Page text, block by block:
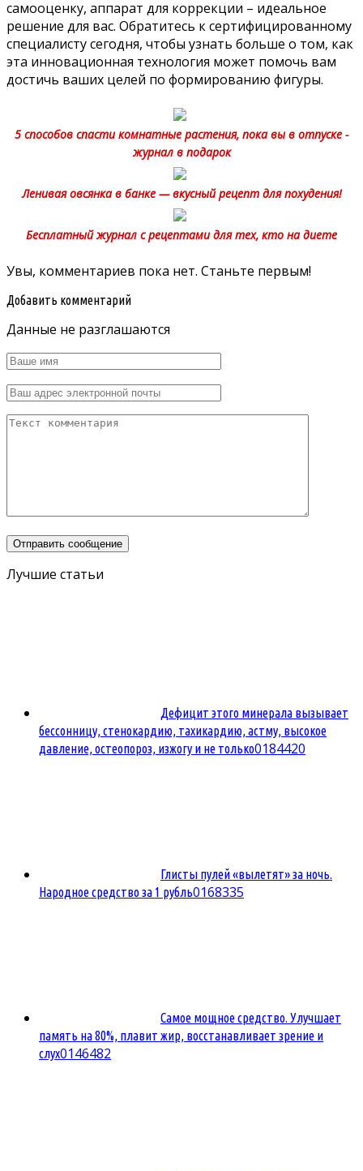
самооценку, аппарат для коррекции – идеальное
решение для вас. Обратитесь к сертифицированному
специалисту сегодня, чтобы узнать больше о том, как
эта инновационная технология может помочь вам
достичь ваших целей по формированию фигуры.
5 способов спасти комнатные растения, пока вы в отпуске -
журнал в подарок
Ленивая овсянка в банке — вкусный рецепт для похудения!
Бесплатный журнал с рецептами для тех, кто на диете
Увы, комментариев пока нет. Станьте первым!
Добавить комментарий
Данные не разглашаются
Лучшие статьи
Дефицит этого минерала вызывает
бессонницу, стенокардию, тахикардию, астму, высокое
давление, остеопороз, изжогу и не только0184420
Глисты пулей «вылетят» за ночь.
Народное средство за 1 рубль0168335
Самое мощное средство. Улучшает
память на 80%, плавит жир, восстанавливает зрение и
слух0146482